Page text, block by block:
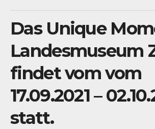
Das Unique
Landesmuseum
findet vom vom
17.09.2021 –
statt.